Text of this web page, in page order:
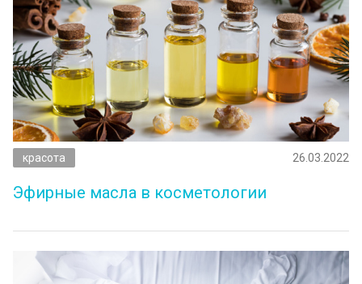
красота 26.03.2022
Эфирные масла в косметологии